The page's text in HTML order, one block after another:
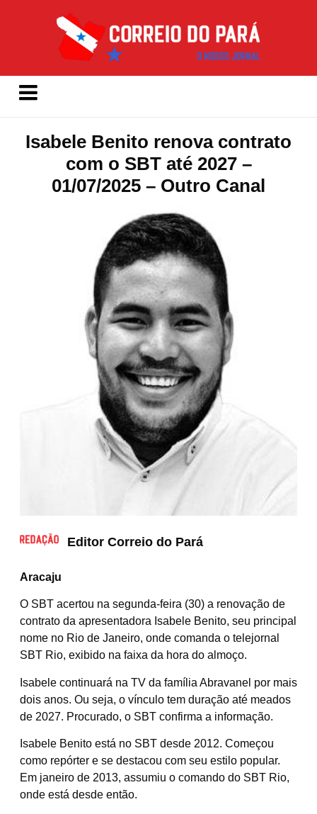
Isabele Benito renova contrato
com o SBT até 2027 –
01/07/2025 – Outro Canal
Editor Correio do Pará
Aracaju
O SBT acertou na segunda-feira (30) a renovação de
contrato da apresentadora Isabele Benito, seu principal
nome no Rio de Janeiro, onde comanda o telejornal
SBT Rio, exibido na faixa da hora do almoço.
Isabele continuará na TV da família Abravanel por mais
dois anos. Ou seja, o vínculo tem duração até meados
de 2027. Procurado, o SBT confirma a informação.
Isabele Benito está no SBT desde 2012. Começou
como repórter e se destacou com seu estilo popular.
Em janeiro de 2013, assumiu o comando do SBT Rio,
onde está desde então.